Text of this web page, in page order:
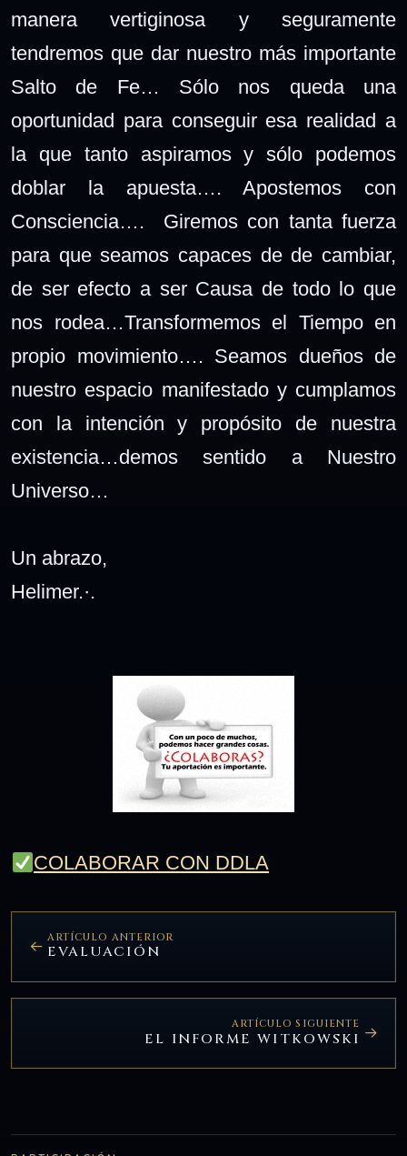
manera vertiginosa y seguramente
tendremos que dar nuestro más importante
Salto de Fe… Sólo nos queda una
oportunidad para conseguir esa realidad a
la que tanto aspiramos y sólo podemos
doblar la apuesta…. Apostemos con
Consciencia…. Giremos con tanta fuerza
para que seamos capaces de de cambiar,
de ser efecto a ser Causa de todo lo que
nos rodea…Transformemos el Tiempo en
propio movimiento…. Seamos dueños de
nuestro espacio manifestado y cumplamos
con la intención y propósito de nuestra
existencia…demos sentido a Nuestro
Universo…
Un abrazo,
Helimer.·.
COLABORAR CON DDLA
ARTÍCULO ANTERIOR
EVALUACIÓN
ARTÍCULO SIGUIENTE
EL INFORME WITKOWSKI